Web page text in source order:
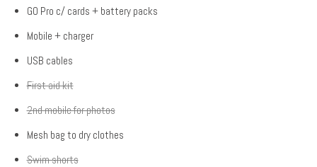
GO Pro c/ cards + battery packs
Mobile + charger
USB cables
First aid kit
2nd mobile for photos
Mesh bag to dry clothes
Swim shorts